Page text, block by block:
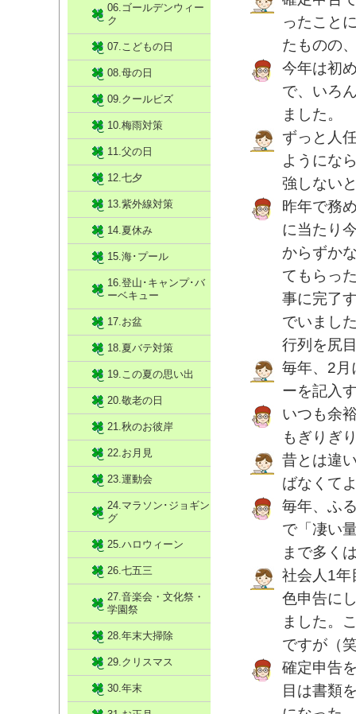
ったこと
たものの
今年は初
で、いろ
ました。
ずっと人
ようにな
強しない
昨年で務
に当たり
からずか
てもらっ
事に完了
でいまし
行列を尻
毎年、2月
ーを記入
いつも余
もぎりぎ
昔とは違
ばなくて
毎年、ふ
で「凄い
まで多く
社会人1年
色申告に
ました。
ですが（
確定申告
目は書類
06.ゴールデンウィー
ク
07.こどもの日
08.母の日
09.クールビズ
10.梅雨対策
11.父の日
12.七夕
13.紫外線対策
14.夏休み
15.海･プール
16.登山･キャンプ･バ
ーベキュー
17.お盆
18.夏バテ対策
19.この夏の思い出
20.敬老の日
21.秋のお彼岸
22.お月見
23.運動会
24.マラソン･ジョギン
グ
25.ハロウィーン
26.七五三
27.音楽会・文化祭・
学園祭
28.年末大掃除
29.クリスマス
30.年末